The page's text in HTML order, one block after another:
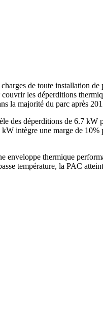
de toute installation
les déperditions
la majorité du parc après
des déperditions de 6.7
intègre une marge de
thermique
température, la PAC